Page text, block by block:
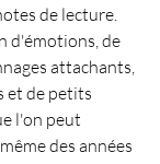
de lecture.
d'émotions, de
attachants,
et de petits
l'on peut
des années